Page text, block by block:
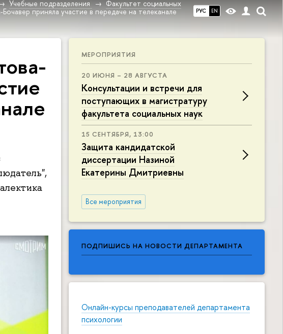
РУС EN
Учебные подразделения
Факультет социальных
приняла участие в передаче на телеканале
МЕРОПРИЯТИЯ
20 ИЮНЯ – 28 АВГУСТА
Консультации и встречи для
поступающих в магистратуру
факультета социальных наук
15 СЕНТЯБРЯ, 13:00
Защита кандидатской
диссертации Назиной
Екатерины Дмитриевны
Все мероприятия
ПОДПИШИСЬ НА НОВОСТИ ДЕПАРТАМЕНТА
Онлайн-курсы преподавателей департамента
психологии